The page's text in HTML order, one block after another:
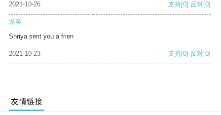
2021-10-26 支持[0] 反对[0]
游客
Shriya sent you a frien
2021-10-23 支持[0] 反对[0]
友情链接